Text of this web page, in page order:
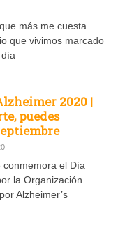
más me cuesta
que vivimos marcado
2020 |
puedes
el Día
la Organización
Alzheimer’s